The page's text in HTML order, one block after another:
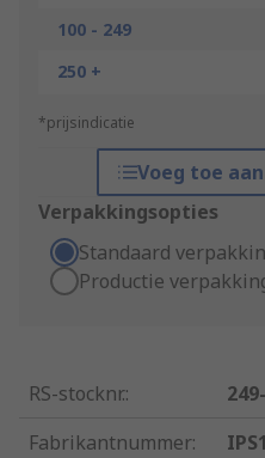
100 - 249
250 +
*prijsindicatie
Voeg toe
Verpakkingsopties
Standaard
Productie
RS-stocknr.:
Fabrikantnummer: